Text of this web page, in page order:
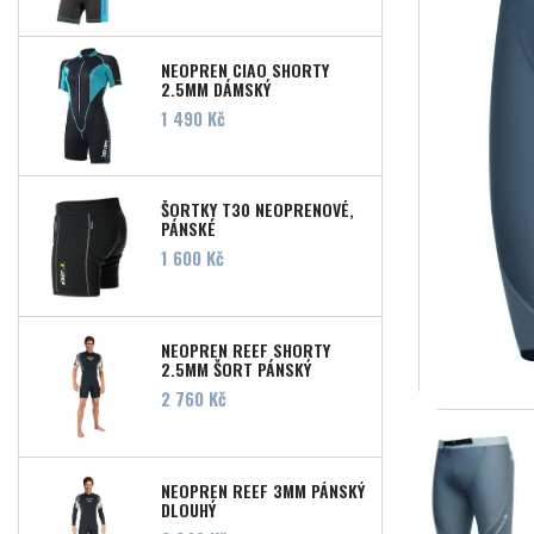
NEOPREN CIAO SHORTY
2,5MM DÁMSKÝ
Cena
1 490 Kč
ŠORTKY T30 NEOPRENOVÉ,
PÁNSKÉ
Cena
1 600 Kč
NEOPREN REEF SHORTY
2,5MM ŠORT PÁNSKÝ
Cena
2 760 Kč
NEOPREN REEF 3MM PÁNSKÝ
DLOUHÝ